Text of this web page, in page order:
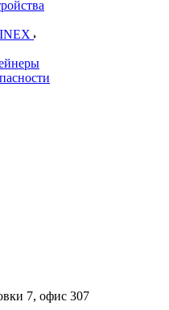
7, офис 307